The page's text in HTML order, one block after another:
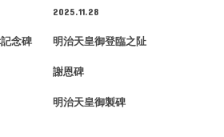
念碑
2025.11.28
明治天皇御登臨之阯
謝恩碑
明治天皇御製碑